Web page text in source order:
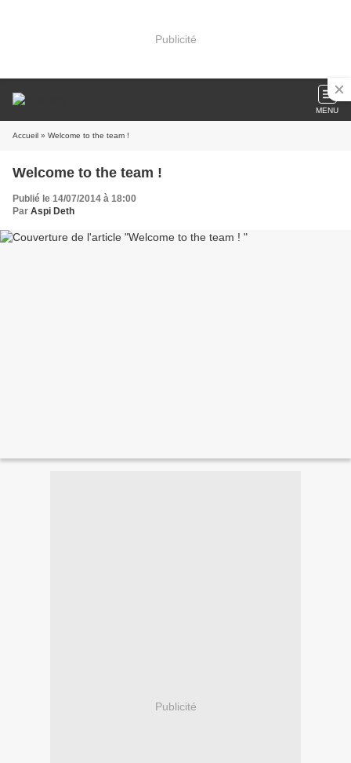
Publicité
MENU
Accueil » Welcome to the team !
Welcome to the team !
Publié le 14/07/2014 à 18:00
Par Aspi Deth
Publicité